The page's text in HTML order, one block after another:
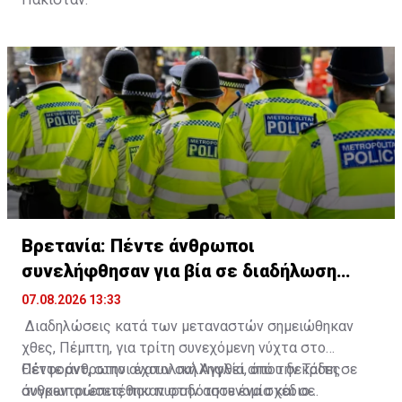
🔗⬇️pic.twitter.com/mIzASADmau
— Ministry of Foreign Affairs - Pakistan
(@ForeignOfficePk)
August 7, 2026
Βρετανία: Πέντε άνθρωποι
συνελήφθησαν για βία σε διαδήλωση
κατά των μεταναστών
07.08.2026 13:33
Διαδηλώσεις κατά των μεταναστών σημειώθηκαν
χθες, Πέμπτη, για τρίτη συνεχόμενη νύχτα στο
Θέτφορντ, στην ανατολική Αγγλία, όπου δεκάδες
άνθρωποι επιτέθηκαν στην αστυνομία και σε
Πέντε άνθρωποι έχουν συλληφθεί από την Τρίτη σε
συγκεντρώσεις που πυροδότησε ένα σχέδιο